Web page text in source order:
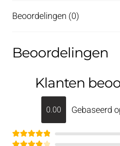
Beoordelingen (0)
Beoordelingen
Klanten
0.00 Gebaseerd
Gewaardeerd